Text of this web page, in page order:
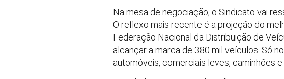
Na mesa de negociação, o Sindicato vai
O reflexo mais recente é a projeção do
Federação Nacional da Distribuição de
alcançar a marca de 380 mil veículos. Só
automóveis, comerciais leves, caminhões e